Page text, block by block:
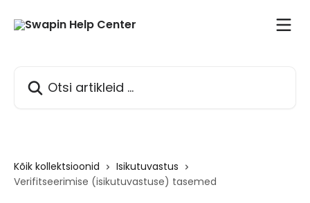
Kõik kollektsioonid
Isikutuvastus
Verifitseerimise (isikutuvastuse) tasemed